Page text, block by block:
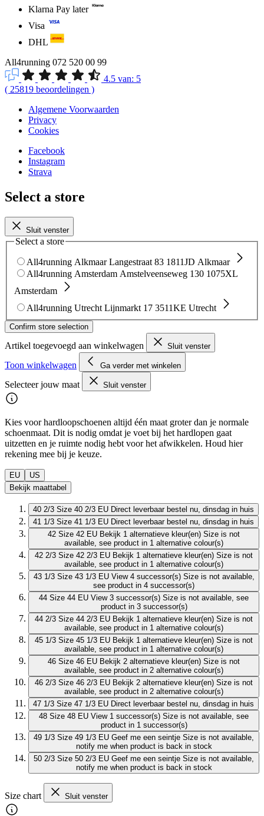
Klarna Pay later
Visa
DHL
All4running 072 520 00 99
4.5 van: 5
( 25819 beoordelingen )
Algemene Voorwaarden
Privacy
Cookies
Facebook
Instagram
Strava
Select a store
Sluit venster
Select a store
All4running Alkmaar Langestraat 83 1811JD Alkmaar
All4running Amsterdam Amstelveenseweg 130 1075XL
Amsterdam
All4running Utrecht Lijnmarkt 17 3511KE Utrecht
Confirm store selection
Artikel toegevoegd aan winkelwagen Sluit venster
Toon winkelwagen Ga verder met winkelen
Selecteer jouw maat Sluit venster
Kies voor hardloopschoenen altijd één maat groter dan je normale
schoenmaat. Dit is nodig omdat je voet bij het hardlopen gaat
uitzetten en je ruimte nodig hebt voor het afwikkelen. Houd hier
rekening mee bij je keuze.
EU
US
Bekijk maattabel
40 2/3 Size 40 2/3 EU Direct leverbaar bestel nu, dinsdag in huis
41 1/3 Size 41 1/3 EU Direct leverbaar bestel nu, dinsdag in huis
42 Size 42 EU Bekijk 1 alternatieve kleur(en) Size is not
available, see product in 1 alternative colour(s)
42 2/3 Size 42 2/3 EU Bekijk 1 alternatieve kleur(en) Size is not
available, see product in 1 alternative colour(s)
43 1/3 Size 43 1/3 EU View 4 successor(s) Size is not available,
see product in 4 successor(s)
44 Size 44 EU View 3 successor(s) Size is not available, see
product in 3 successor(s)
44 2/3 Size 44 2/3 EU Bekijk 1 alternatieve kleur(en) Size is not
available, see product in 1 alternative colour(s)
45 1/3 Size 45 1/3 EU Bekijk 1 alternatieve kleur(en) Size is not
available, see product in 1 alternative colour(s)
46 Size 46 EU Bekijk 2 alternatieve kleur(en) Size is not
available, see product in 2 alternative colour(s)
46 2/3 Size 46 2/3 EU Bekijk 2 alternatieve kleur(en) Size is not
available, see product in 2 alternative colour(s)
47 1/3 Size 47 1/3 EU Direct leverbaar bestel nu, dinsdag in huis
48 Size 48 EU View 1 successor(s) Size is not available, see
product in 1 successor(s)
49 1/3 Size 49 1/3 EU Geef me een seintje Size is not available,
notify me when product is back in stock
50 2/3 Size 50 2/3 EU Geef me een seintje Size is not available,
notify me when product is back in stock
Size chart Sluit venster